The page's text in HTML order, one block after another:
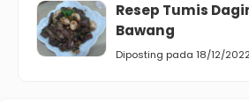
Resep Tumis
Bawang
Diposting pada 18/12/